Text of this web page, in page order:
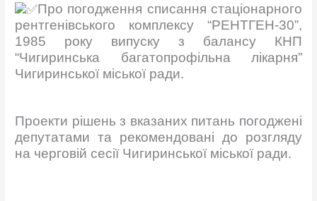
Про погодження списання стаціонарного
рентгенівського комплексу “РЕНТГЕН-30”,
1985 року випуску з балансу КНП
“Чигиринська багатопрофільна лікарня”
Чигиринської міської ради.
Проекти рішень з вказаних питань погоджені
депутатами та рекомендовані до розгляду
на черговій сесії Чигиринської міської ради.